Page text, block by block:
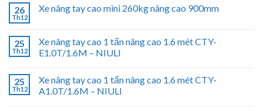
26
Th12
Xe nâng tay cao mini 260kg nâng cao 900mm
25
Th12
Xe nâng tay cao 1 tấn nâng cao 1.6 mét CTY-
E1.0T/1.6M – NIULI
25
Th12
Xe nâng tay cao 1 tấn nâng cao 1.6 mét CTY-
A1.0T/1.6M – NIULI